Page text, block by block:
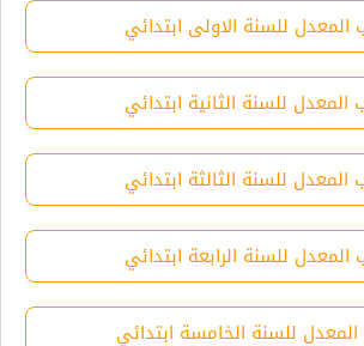
المعدل للسنة الاولى ابتدائي
المعدل للسنة الثانية ابتدائي
المعدل للسنة الثالثة ابتدائي
للسنة الرابعة ابتدائي
للسنة الخامسة ابتدائي